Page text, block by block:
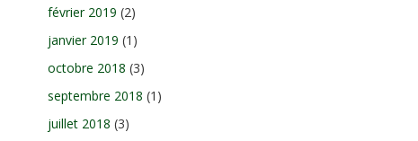
février 2019 (2)
janvier 2019 (1)
octobre 2018 (3)
septembre 2018 (1)
juillet 2018 (3)